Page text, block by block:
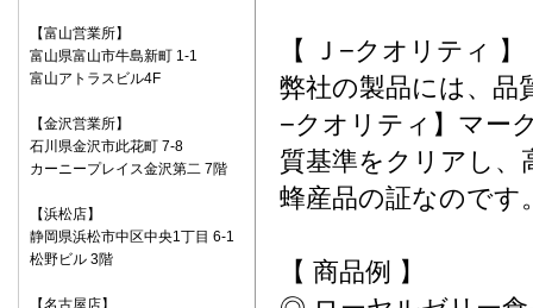
【 Ｊ−クオリティ 】
弊社の製品には、品
−クオリティ】マー
質基準をクリアし、
蜂産品の証なのです
【 商品例 】
【富山営業所】
富山県富山市牛島新町 1-1
富山アトラスビル4F
【金沢営業所】
石川県金沢市此花町 7-8
カーニープレイス金沢第二 7階
【浜松店】
静岡県浜松市中区中央1丁目 6-1
松野ビル 3階
【名古屋店】